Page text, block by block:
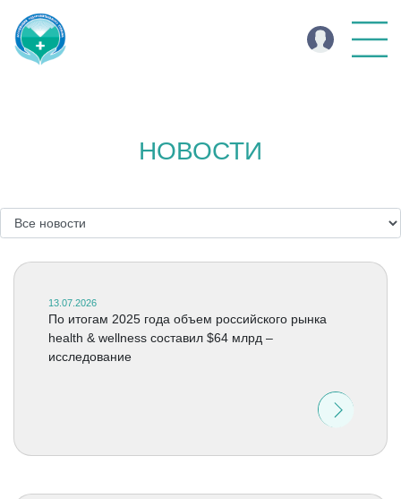
НОВОСТИ
13.07.2026
По итогам 2025 года объем российского рынка
health & wellness составил $64 млрд –
исследование